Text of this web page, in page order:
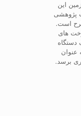
۲۰ متری زیرزمین این
پژوهشی
است.
های
دستگاه
عنوان
برسد.